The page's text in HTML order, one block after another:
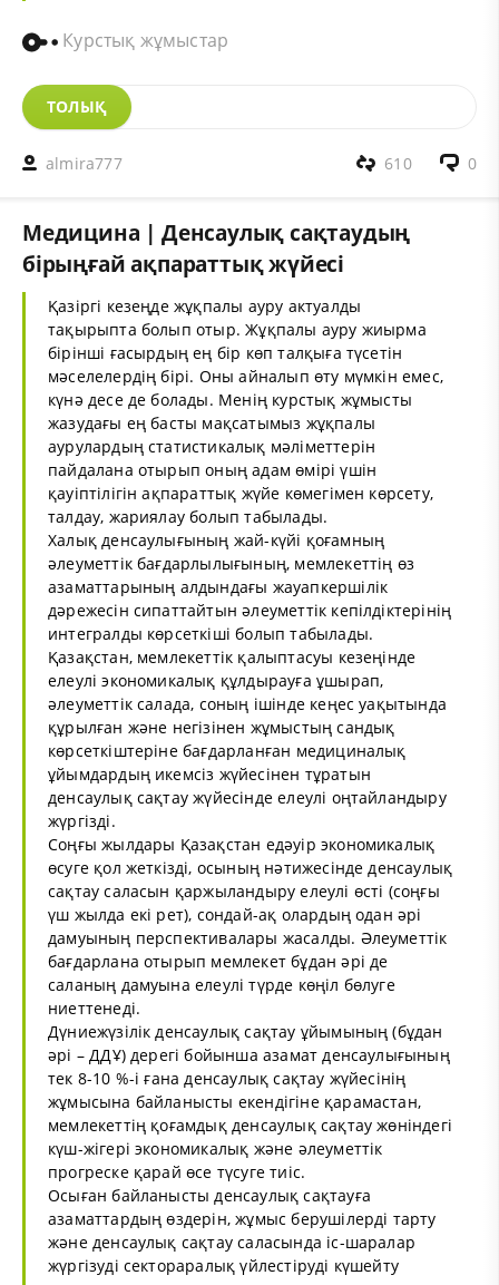
Курстық жұмыстар
ТОЛЫҚ
almira777 0
610
Медицина | Денсаулық сақтаудың
бірыңғай ақпараттық жүйесі
Қазіргі кезеңде жұқпалы ауру актуалды
тақырыпта болып отыр. Жұқпалы ауру жиырма
бірінші ғасырдың ең бір көп талқыға түсетін
мәселелердің бірі. Оны айналып өту мүмкін емес,
күнә десе де болады. Менің курстық жұмысты
жазудағы ең басты мақсатымыз жұқпалы
аурулардың статистикалық мәліметтерін
пайдалана отырып оның адам өмірі үшін
қауіптілігін ақпараттық жүйе көмегімен көрсету,
талдау, жариялау болып табылады.
Халық денсаулығының жай-күйі қоғамның
әлеуметтік бағдарлылығының, мемлекеттің өз
азаматтарының алдындағы жауапкершілік
дәрежесін сипаттайтын әлеуметтік кепілдіктерінің
интегралды көрсеткіші болып табылады.
Қазақстан, мемлекеттік қалыптасуы кезеңінде
елеулі экономикалық құлдырауға ұшырап,
әлеуметтік салада, соның ішінде кеңес уақытында
құрылған және негізінен жұмыстың сандық
көрсеткіштеріне бағдарланған медициналық
ұйымдардың икемсіз жүйесінен тұратын
денсаулық сақтау жүйесінде елеулі оңтайландыру
жүргізді.
Соңғы жылдары Қазақстан едәуір экономикалық
өсуге қол жеткізді, осының нәтижесінде денсаулық
сақтау саласын қаржыландыру елеулі өсті (соңғы
үш жылда екі рет), сондай-ақ олардың одан әрі
дамуының перспективалары жасалды. Әлеуметтік
бағдарлана отырып мемлекет бұдан әрі де
саланың дамуына елеулі түрде көңіл бөлуге
ниеттенеді.
Дүниежүзілік денсаулық сақтау ұйымының (бұдан
әрі – ДДҰ) дерегі бойынша азамат денсаулығының
тек 8-10 %-і ғана денсаулық сақтау жүйесінің
жұмысына байланысты екендігіне қарамастан,
мемлекеттің қоғамдық денсаулық сақтау жөніндегі
күш-жігері экономикалық және әлеуметтік
прогреске қарай өсе түсуге тиіс.
Осыған байланысты денсаулық сақтауға
азаматтардың өздерін, жұмыс берушілерді тарту
және денсаулық сақтау саласында іс-шаралар
жүргізуді сектораралық үйлестіруді күшейту